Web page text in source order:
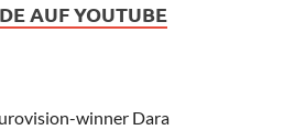
AUF YOUTUBE
winner Dara